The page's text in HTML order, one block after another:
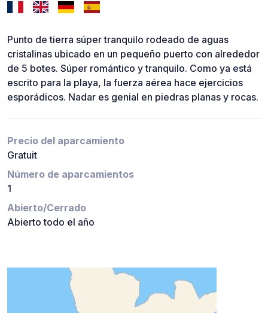
Punto de tierra súper tranquilo rodeado de aguas
cristalinas ubicado en un pequeño puerto con alrededor
de 5 botes. Súper romántico y tranquilo. Como ya está
escrito para la playa, la fuerza aérea hace ejercicios
esporádicos. Nadar es genial en piedras planas y rocas.
Precio del aparcamiento
Gratuit
Número de aparcamientos
1
Abierto/Cerrado
Abierto todo el año